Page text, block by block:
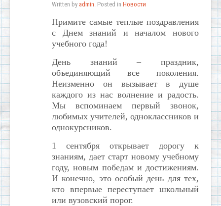
Written by admin. Posted in Новости
Примите самые теплые поздравления
с Днем знаний и началом нового
учебного года!
День знаний – праздник,
объединяющий все поколения.
Неизменно он вызывает в душе
каждого из нас волнение и радость.
Мы вспоминаем первый звонок,
любимых учителей, одноклассников и
однокурсников.
1 сентября открывает дорогу к
знаниям, дает старт новому учебному
году, новым победам и достижениям.
И конечно, это особый день для тех,
кто впервые переступает школьный
или вузовский порог.